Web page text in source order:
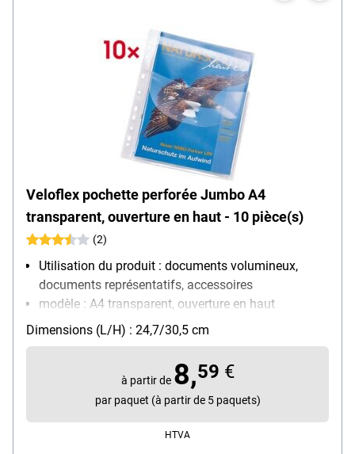
Veloflex pochette perforée Jumbo A4
transparent, ouverture en haut - 10 pièce(s)
(2)
Utilisation du produit : documents volumineux,
documents représentatifs, accessoires
modèle : A4 transparent, ouverture en haut
Ouverture : ouverture en haut
Équipement : soufflet, rabat de fermeture
Matière : film de polypropylène, 0,1 mm
Contenu par paquet : 10 pièce(s)
Dimensions (L/H) : 24,7/30,5 cm
à partir de 8,59 €
par paquet (à partir de 5 paquets)
HTVA